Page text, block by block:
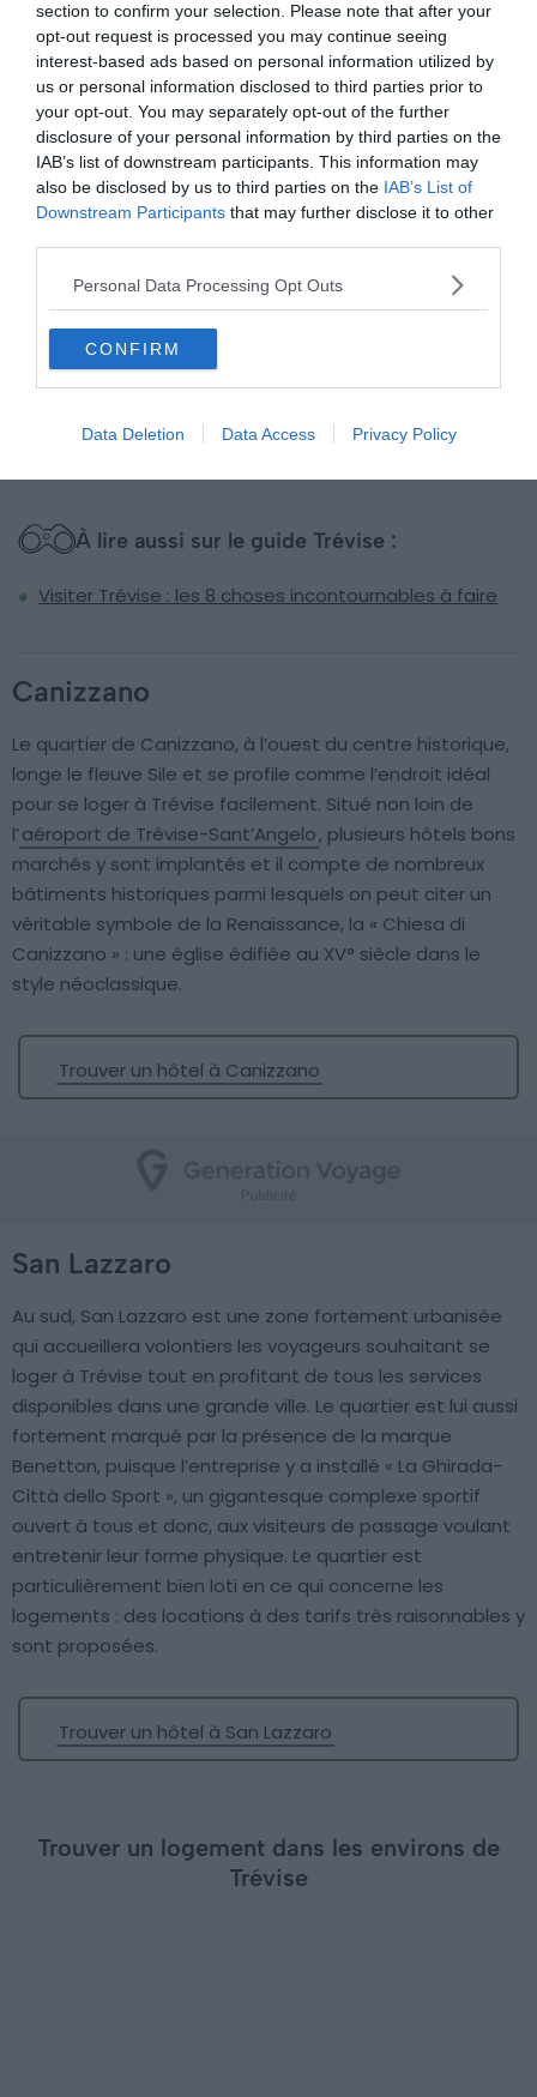
section to confirm your selection. Please note that after your
opt-out request is processed you may continue seeing
interest-based ads based on personal information utilized by
us or personal information disclosed to third parties prior to
your opt-out. You may separately opt-out of the further
disclosure of your personal information by third parties on the
IAB’s list of downstream participants. This information may
also be disclosed by us to third parties on the IAB’s List of
Downstream Participants that may further disclose it to other
Personal Data Processing Opt Outs
CONFIRM
Data Deletion Data Access Privacy Policy
Crédit photo:Wikipedia – Didier Descouens
A l’est du centre historique, le quartier cossu de Fiera est
le lieu idéal pour se ressourcer et profiter de la quiétude
de ses nombreux espaces verts. Il y est possible de se
promener le long du fleuve « Sile », et même de visiter les
nombreux moulins qui y sont bâtis, ce qui ravira à coup
sûr les amoureux ou les familles venues s’y balader. Si
calme et de la sérénité, plusieurs logements sont
disponibles à la location, toute l’année.
À lire aussi sur le guide Trévise :
Visiter Trévise : les 8 choses incontournables à faire
Canizzano
Le quartier de Canizzano, à l’ouest du centre historique,
longe le fleuve Sile et se profile comme l’endroit idéal
pour se loger à Trévise facilement. Situé non loin de
l’aéroport de Trévise-Sant’Angelo, plusieurs hôtels bons
marchés y sont implantés et il compte de nombreux
bâtiments historiques parmi lesquels on peut citer un
véritable symbole de la Renaissance, la « Chiesa di
Canizzano » : une église édifiée au XV° siècle dans le
style néoclassique.
Trouver un hôtel à Canizzano
San Lazzaro
Au sud, San Lazzaro est une zone fortement urbanisée
qui accueillera volontiers les voyageurs souhaitant se
loger à Trévise tout en profitant de tous les services
disponibles dans une grande ville. Le quartier est lui aussi
fortement marqué par la présence de la marque
Benetton, puisque l’entreprise y a installé « La Ghirada-
Città dello Sport », un gigantesque complexe sportif
ouvert à tous et donc, aux visiteurs de passage voulant
entretenir leur forme physique. Le quartier est
particulièrement bien loti en ce qui concerne les
logements : des locations à des tarifs très raisonnables y
sont proposées.
Trouver un hôtel à San Lazzaro
Trouver un logement dans les environs de
Trévise